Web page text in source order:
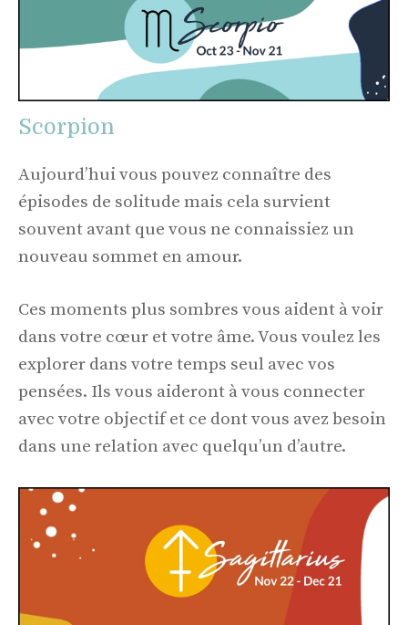
Scorpion
Aujourd’hui vous pouvez connaître des
épisodes de solitude mais cela survient
souvent avant que vous ne connaissiez un
nouveau sommet en amour.
Ces moments plus sombres vous aident à voir
dans votre cœur et votre âme. Vous voulez les
explorer dans votre temps seul avec vos
pensées. Ils vous aideront à vous connecter
avec votre objectif et ce dont vous avez besoin
dans une relation avec quelqu’un d’autre.